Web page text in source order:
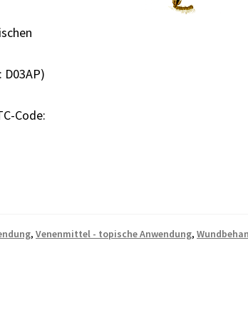
Code:
,Venenmittel - topische Anwendung,